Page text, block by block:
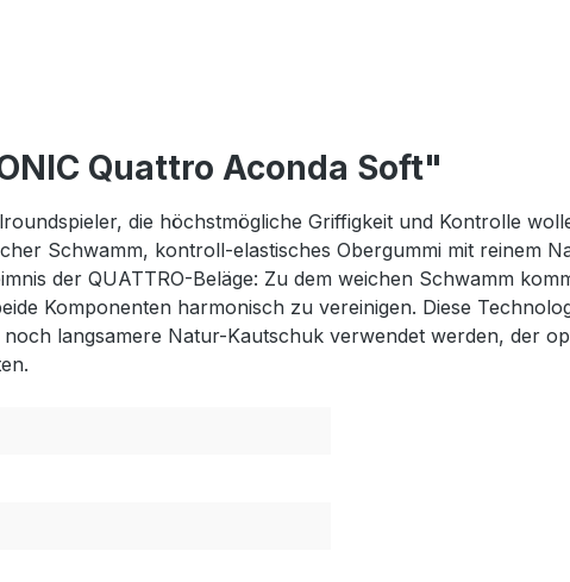
Quattro Aconda Soft"
die höchstmögliche Griffigkeit und Kontrolle
Schwamm, kontroll-elastisches Obergummi mit reinem
der QUATTRO-Beläge: Zu dem weichen Schwamm
Komponenten harmonisch zu vereinigen. Diese
langsamere Natur-Kautschuk verwendet werden, der